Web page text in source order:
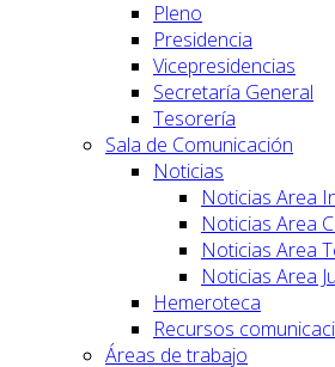
Pleno
Presidencia
Vicepresidencias
Secretaría General
Tesorería
Sala de Comunicación
Noticias
Noticias Area
Noticias Area
Noticias Area
Noticias Area
Hemeroteca
Recursos
Áreas de trabajo